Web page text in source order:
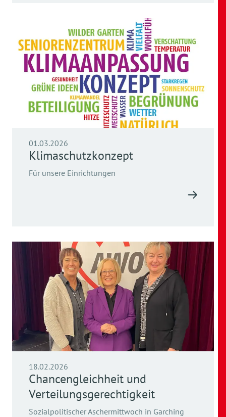
01.03.2026
Klimaschutzkonzept
Für unsere Einrichtungen
18.02.2026
Chancengleichheit und
Verteilungsgerechtigkeit
Sozialpolitischer Aschermittwoch in Garching